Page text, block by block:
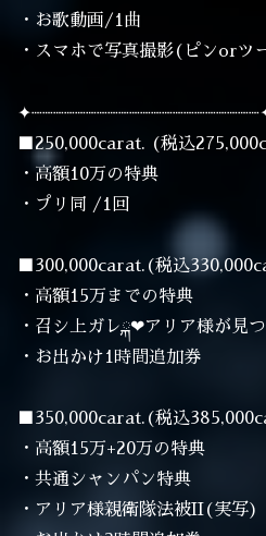
・お歌動画/1曲
・スマホで写真撮影(ピンorツ
■250,000carat. (税込
・高額10万の特典
・プリ同 /1回
■300,000carat.(税込
・高額15万までの特典
・召シ上ガレྐ❤︎アリア様が見
・お出かけ1時間追加券
■350,000carat.(税込
・高額15万+20万の特典
・共通シャンパン特典
・アリア様親衛隊法被II(実写)